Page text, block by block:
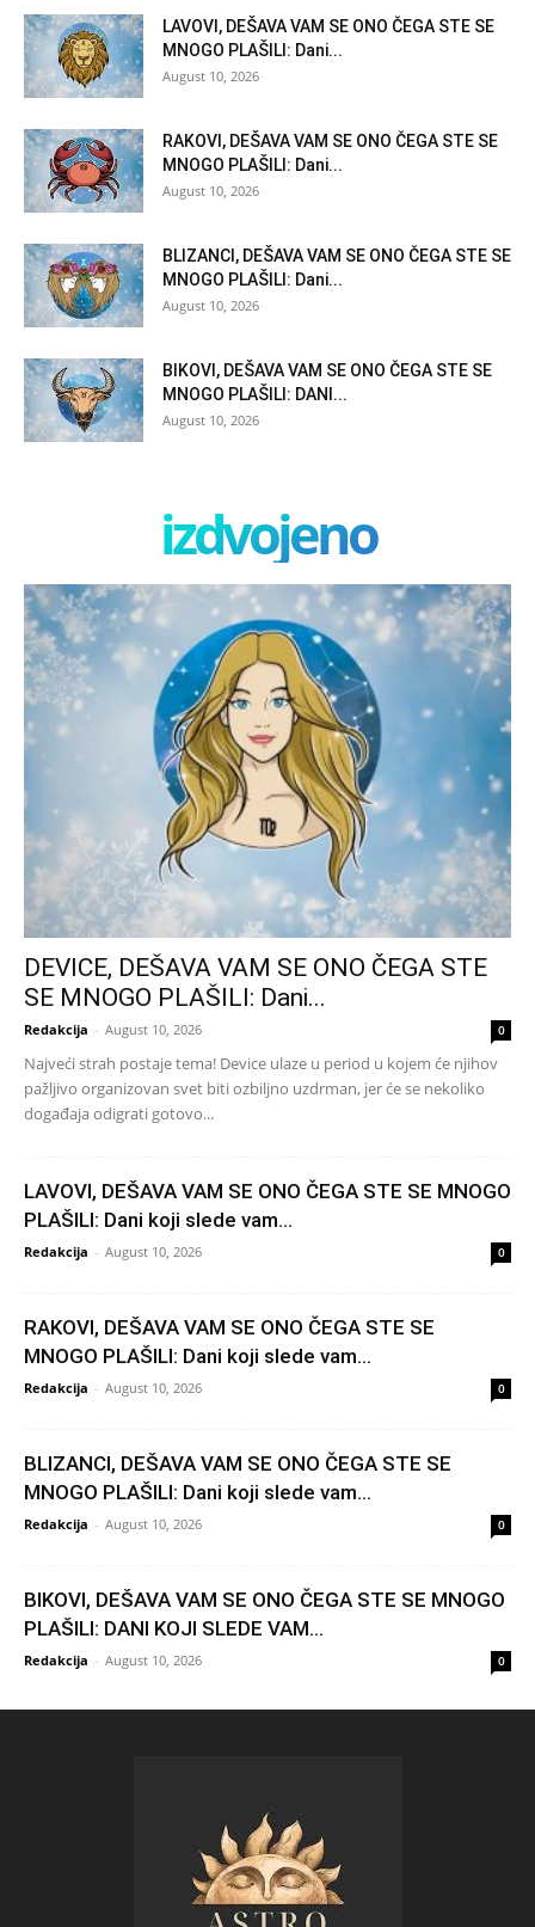
LAVOVI, DEŠAVA VAM SE ONO ČEGA STE SE
MNOGO PLAŠILI: Dani...
August 10, 2026
RAKOVI, DEŠAVA VAM SE ONO ČEGA STE SE
MNOGO PLAŠILI: Dani...
August 10, 2026
BLIZANCI, DEŠAVA VAM SE ONO ČEGA STE SE
MNOGO PLAŠILI: Dani...
August 10, 2026
BIKOVI, DEŠAVA VAM SE ONO ČEGA STE SE
MNOGO PLAŠILI: DANI...
August 10, 2026
izdvojeno
DEVICE, DEŠAVA VAM SE ONO ČEGA STE
SE MNOGO PLAŠILI: Dani...
Redakcija - August 10, 2026 0
Najveći strah postaje tema! Device ulaze u period u kojem će njihov
pažljivo organizovan svet biti ozbiljno uzdrman, jer će se nekoliko
događaja odigrati gotovo...
LAVOVI, DEŠAVA VAM SE ONO ČEGA STE SE MNOGO
PLAŠILI: Dani koji slede vam...
Redakcija - August 10, 2026 0
RAKOVI, DEŠAVA VAM SE ONO ČEGA STE SE
MNOGO PLAŠILI: Dani koji slede vam...
Redakcija - August 10, 2026 0
BLIZANCI, DEŠAVA VAM SE ONO ČEGA STE SE
MNOGO PLAŠILI: Dani koji slede vam...
Redakcija - August 10, 2026 0
BIKOVI, DEŠAVA VAM SE ONO ČEGA STE SE MNOGO
PLAŠILI: DANI KOJI SLEDE VAM...
Redakcija - August 10, 2026 0